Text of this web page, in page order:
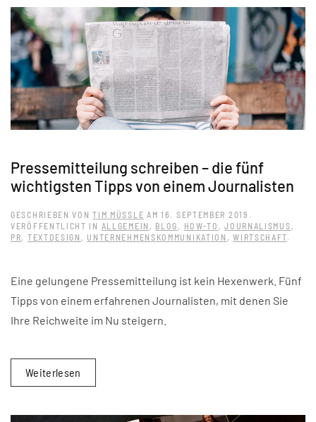
Pressemitteilung schreiben – die fünf
wichtigsten Tipps von einem Journalisten
GESCHRIEBEN VONTIM MÜSSLE AM16. SEPTEMBER 2019 .
VERÖFFENTLICHT IN ALLGEMEIN , BLOG , HOW-TO ,JOURNALISMUS ,
PR, TEXTDESIGN , UNTERNEHMENSKOMMUNIKATION ,WIRTSCHAFT.
Eine gelungene Pressemitteilung ist kein Hexenwerk. Fünf
Tipps von einem erfahrenen Journalisten, mit denen Sie
Ihre Reichweite im Nu steigern.
Weiterlesen